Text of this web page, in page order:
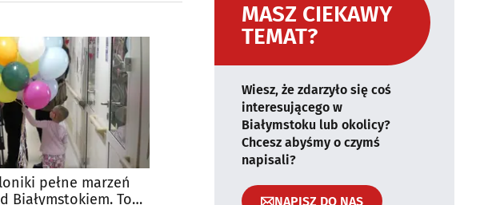
pełne marzeń
Białymstokiem. To
MASZ CIEKAWY
TEMAT?
Wiesz, że zdarzyło się coś
interesującego w
Białymstoku lub okolicy?
Chcesz abyśmy o czymś
napisali?
NAPISZ DO NAS